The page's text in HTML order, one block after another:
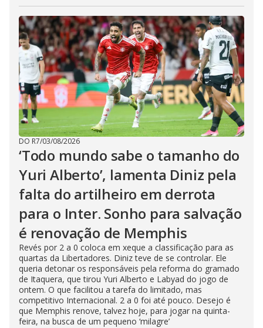
DO R7/03/08/2026
‘Todo mundo sabe o tamanho do
Yuri Alberto’, lamenta Diniz pela
falta do artilheiro em derrota
para o Inter. Sonho para salvação
é renovação de Memphis
Revés por 2 a 0 coloca em xeque a classificação para as
quartas da Libertadores. Diniz teve de se controlar. Ele
queria detonar os responsáveis pela reforma do gramado
de Itaquera, que tirou Yuri Alberto e Labyad do jogo de
ontem. O que facilitou a tarefa do limitado, mas
competitivo Internacional. 2 a 0 foi até pouco. Desejo é
que Memphis renove, talvez hoje, para jogar na quinta-
feira, na busca de um pequeno ‘milagre’